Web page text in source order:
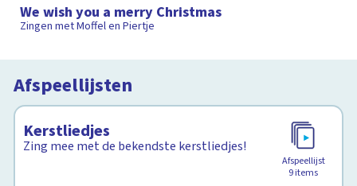
We wish you a merry Christmas
Zingen met Moffel en Piertje
Afspeellijsten
Kerstliedjes
Zing mee met de bekendste kerstliedjes!
Afspeellijst
9items